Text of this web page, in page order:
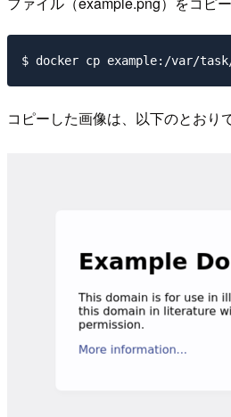
コピーした画像は、以下のとおりで